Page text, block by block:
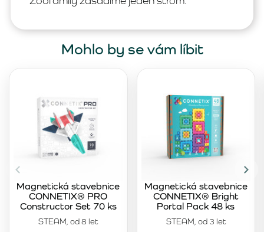
Mohlo by se vám líbit
STEAM, od 8 let
Magnetická stavebnice
CONNETIX® PRO
Constructor Set 70 ks
STEAM, od 3 let
Magnetická stavebnice
CONNETIX® Bright
Portal Pack 48 ks